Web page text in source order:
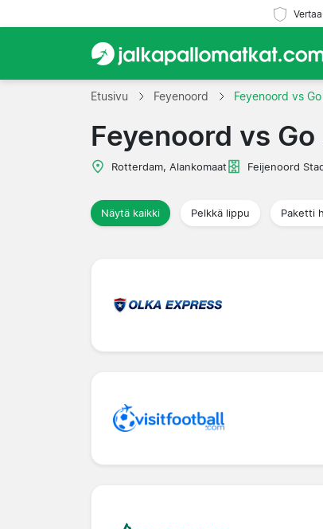
Etusivu Feyenoord Feyenoord vs
Feyenoord vs
Rotterdam, Alankomaat Feijenoord
Näytä kaikki Pelkkä lippu Paketti